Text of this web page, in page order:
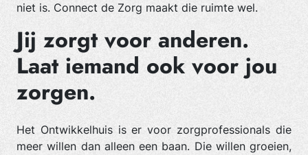
niet is. Connect de Zorg maakt die ruimte wel.
Jij zorgt voor anderen.
Laat iemand ook voor jou
zorgen.
Het Ontwikkelhuis is er voor zorgprofessionals die
meer willen dan alleen een baan. Die willen groeien,